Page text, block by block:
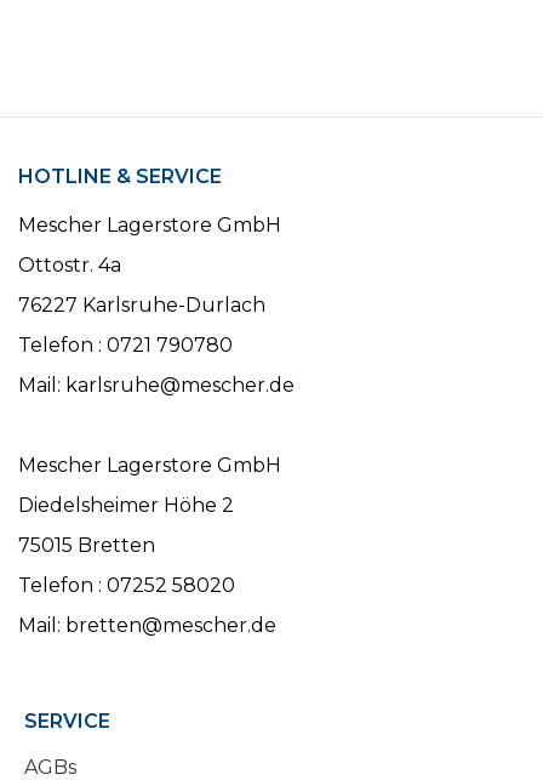
HOTLINE & SERVICE
Mescher Lagerstore GmbH
Ottostr. 4a
76227 Karlsruhe-Durlach
Telefon : 0721 790780
Mail: karlsruhe@mescher.de
Mescher Lagerstore GmbH
Diedelsheimer Höhe 2
75015 Bretten
Telefon : 07252 58020
Mail: bretten@mescher.de
SERVICE
AGBs